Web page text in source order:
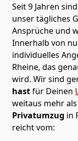
Seit 9 Jahren
unser tägliches
Ansprüche und
Innerhalb von
individuelles
Rheine, das
wird. Wir sind
hastfür Deinen
weitaus mehr
Privatumzug in
reicht vom: